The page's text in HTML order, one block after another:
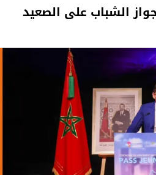
الشباب على الصعيد